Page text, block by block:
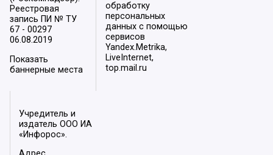
Реестровая
запись ПИ № ТУ
67 - 00297
06.08.2019
Показать
баннерные места
обработку
персональных
данных с помощью
сервисов
Yandex.Metrika,
LiveInternet,
top.mail.ru
Учредитель и
издатель ООО ИА
«Инфорос».